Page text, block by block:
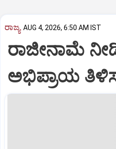
ರಾಜ್ಯ AUG 4, 2026, 6:50 AM IST
ರಾಜೀನಾಮೆ
ಅಭಿಪ್ರಾಯ